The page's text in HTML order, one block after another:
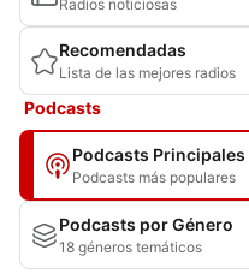
Radios noticiosas
Recomendadas
Lista de las mejores radios
Podcasts
Podcasts Principales
Podcasts más populares
Podcasts por Género
18 géneros temáticos